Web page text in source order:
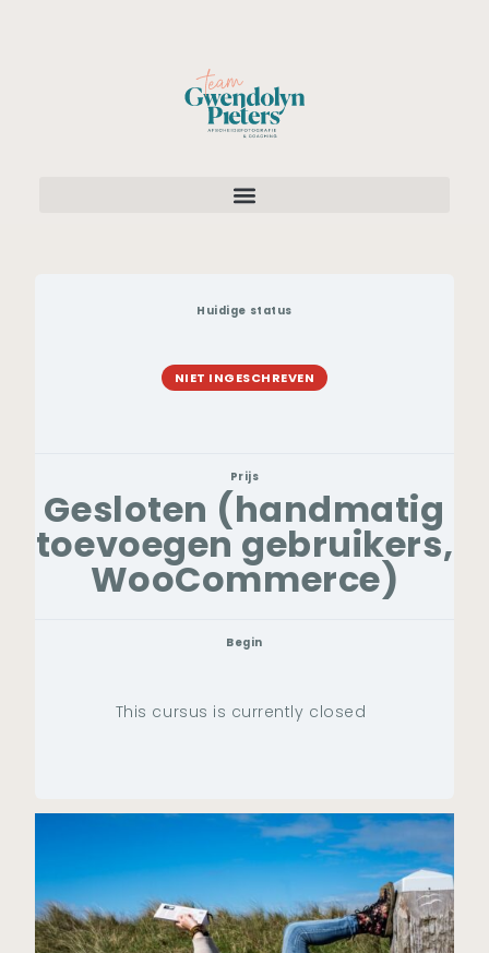
Huidige status
NIET INGESCHREVEN
Prijs
Gesloten (handmatig
toevoegen gebruikers,
WooCommerce)
Begin
This cursus is currently closed